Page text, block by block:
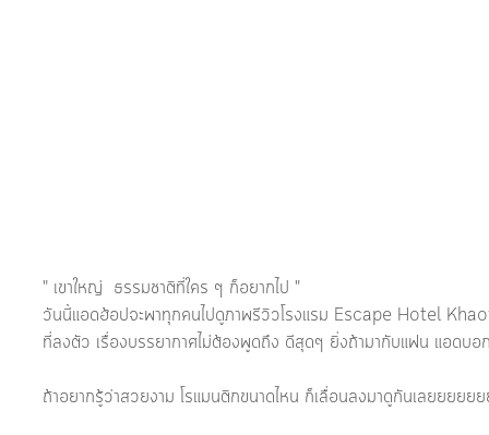
" เขาใหญ่  ธรรมชาติที่ใคร ๆ ก็อยากไป "
วันนี้แอดฮ้อปจะพาทุกคนไปดูภาพรีวิวโรงแรม Escape Hotel
ที่ลงตัว เรื่องบรรยากาศไม่ต้องพูดถึง ดีสุดๆ ยิ่งถ้ามากับแฟน แอดบอ
ถ้าอยากรู้ว่าสวยงาม โรแมนติกขนาดไหน ก็เลื่อนลงมาดูกันเลยยยยย